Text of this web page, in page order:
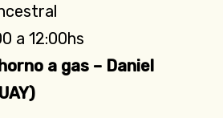
a 12:00hs
a gas – Daniel